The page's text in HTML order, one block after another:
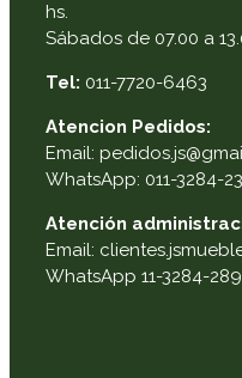
hs.
Sábados de 07.00 a
Tel: 011-7720-6463
Atencion Pedidos:
Email:
WhatsApp: 011-3284-
Atención
Email:
WhatsApp 11-3284-